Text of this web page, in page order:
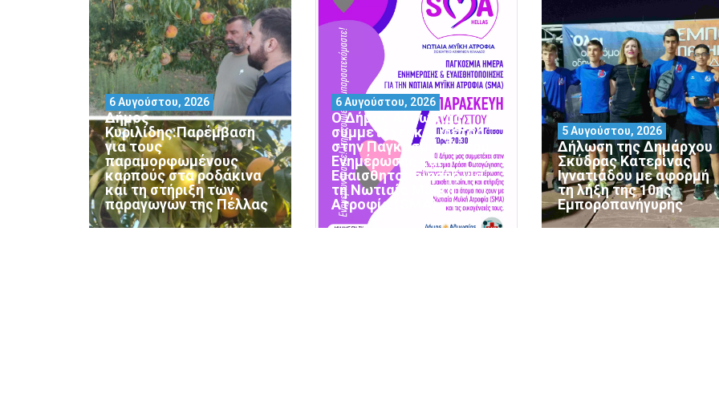
Δήμος
Κυριλίδης:Παρέμβαση
για τους
παραμορφωμένους
καρπούς στα ροδάκινα
και τη στήριξη των
παραγωγών της Πέλλας
6 Αυγούστου, 2026
Ο Δήμος Αλμωπίας
συμμετέχει και φέτος
στην Παγκόσμια Ημέρα
Ενημέρωσης και
Ευαισθητοποίησης για
τη Νωτιαία Μυϊκή
Ατροφία (SMA)
6 Αυγούστου, 2026
Δήλωση της Δημάρχου
Σκύδρας Κατερίνας
Ιγνατιάδου με αφορμή
τη λήξη της 10ης
Εμποροπανήγυρης
5 Αυγούστου, 2026